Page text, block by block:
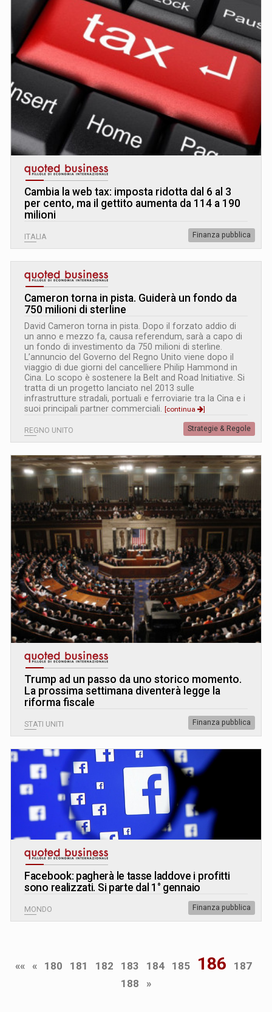
Cambia la web tax: imposta ridotta dal 6 al 3
per cento, ma il gettito aumenta da 114 a 190
milioni
ITALIA Finanza pubblica
Cameron torna in pista. Guiderà un fondo da
750 milioni di sterline
David Cameron torna in pista. Dopo il forzato addio di
un anno e mezzo fa, causa referendum, sarà a capo di
un fondo di investimento da 750 milioni di sterline.
L’annuncio del Governo del Regno Unito viene dopo il
viaggio di due giorni del cancelliere Philip Hammond in
Cina. Lo scopo è sostenere la Belt and Road Initiative. Si
tratta di un progetto lanciato nel 2013 sulle
infrastrutture stradali, portuali e ferroviarie tra la Cina e i
suoi principali partner commerciali. [continua ]
REGNO UNITO Strategie & Regole
Trump ad un passo da uno storico momento.
La prossima settimana diventerà legge la
riforma fiscale
STATI UNITI Finanza pubblica
Facebook: pagherà le tasse laddove i profitti
sono realizzati. Si parte dal 1° gennaio
MONDO Finanza pubblica
«« « 180 181 182 183 184 185 186
187
188
»